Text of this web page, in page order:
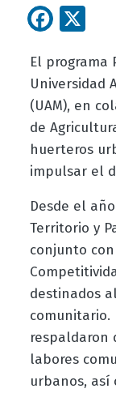
El programa
Universidad
(UAM), en
de
huerteros
impulsar el
Desde el
Territorio y
conjunto
destinados
comunitario.
respaldaron
labores
urbanos, así